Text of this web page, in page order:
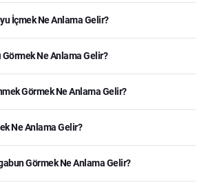
İçmek Ne Anlama Gelir?
Ne Anlama Gelir?
Görmek Ne Anlama Gelir?
Ne Anlama Gelir?
Görmek Ne Anlama Gelir?